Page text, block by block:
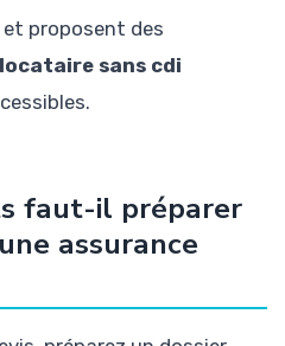
proposent des
sans cdi
faut-il préparer
assurance